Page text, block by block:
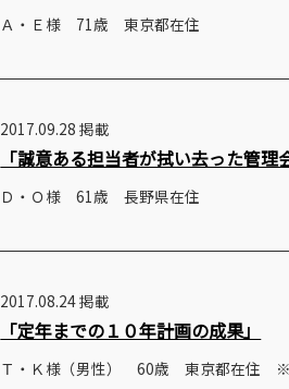
Ａ・Ｅ様 71歳 東京都在住
2017.09.28 掲載
「誠意ある担当者が拭い去った管理
Ｄ・Ｏ様 61歳 長野県在住
2017.08.24 掲載
「定年までの１０年計画の成果」
Ｔ・Ｋ様（男性） 60歳 東京都在住 ※